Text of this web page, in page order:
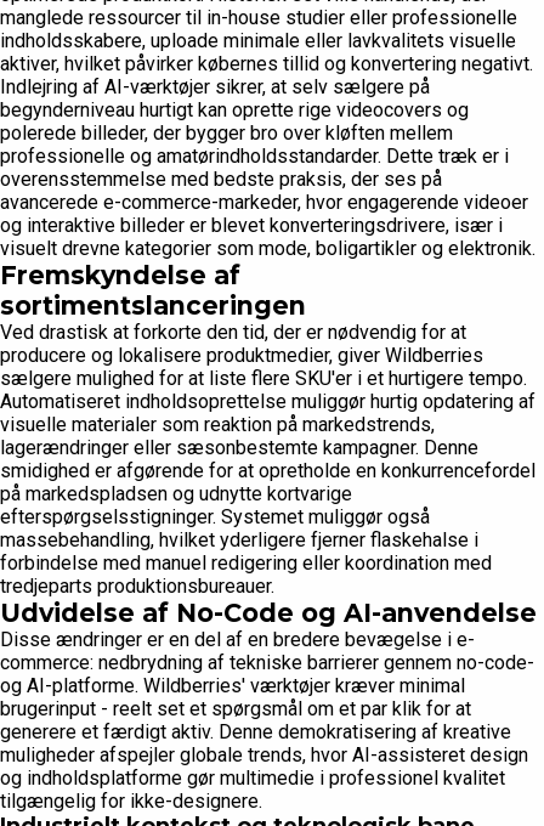
manglede ressourcer til in-house studier eller professionelle
indholdsskabere, uploade minimale eller lavkvalitets visuelle
aktiver, hvilket påvirker købernes tillid og konvertering negativt.
Indlejring af AI-værktøjer sikrer, at selv sælgere på
begynderniveau hurtigt kan oprette rige videocovers og
polerede billeder, der bygger bro over kløften mellem
professionelle og amatørindholdsstandarder. Dette træk er i
overensstemmelse med bedste praksis, der ses på
avancerede e-commerce-markeder, hvor engagerende videoer
og interaktive billeder er blevet konverteringsdrivere, især i
visuelt drevne kategorier som mode, boligartikler og elektronik.
Fremskyndelse af
sortimentslanceringen
Ved drastisk at forkorte den tid, der er nødvendig for at
producere og lokalisere produktmedier, giver Wildberries
sælgere mulighed for at liste flere SKU'er i et hurtigere tempo.
Automatiseret indholdsoprettelse muliggør hurtig opdatering af
visuelle materialer som reaktion på markedstrends,
lagerændringer eller sæsonbestemte kampagner. Denne
smidighed er afgørende for at opretholde en konkurrencefordel
på markedspladsen og udnytte kortvarige
efterspørgselsstigninger. Systemet muliggør også
massebehandling, hvilket yderligere fjerner flaskehalse i
forbindelse med manuel redigering eller koordination med
tredjeparts produktionsbureauer.
Udvidelse af No-Code og AI-anvendelse
Disse ændringer er en del af en bredere bevægelse i e-
commerce: nedbrydning af tekniske barrierer gennem no-code-
og AI-platforme. Wildberries' værktøjer kræver minimal
brugerinput - reelt set et spørgsmål om et par klik for at
generere et færdigt aktiv. Denne demokratisering af kreative
muligheder afspejler globale trends, hvor AI-assisteret design
og indholdsplatforme gør multimedie i professionel kvalitet
tilgængelig for ikke-designere.